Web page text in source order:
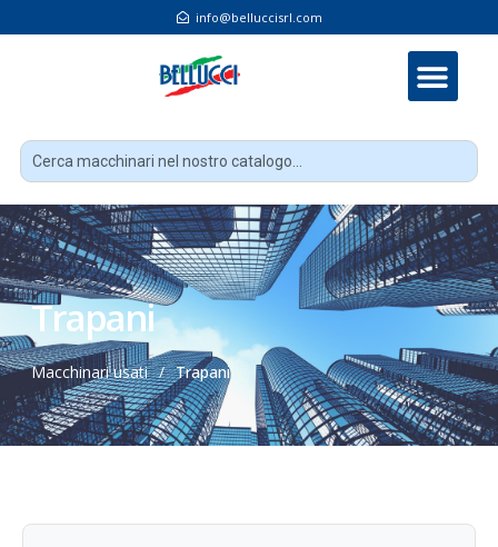
info@belluccisrl.com
Trapani
Macchinari usati / Trapani